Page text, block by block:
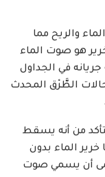
والريح مما
هو صوت الماء
في الجداول
الطَّرْق المحدث
من أنه يسقط
الماء بدون
أن يسمي صوت